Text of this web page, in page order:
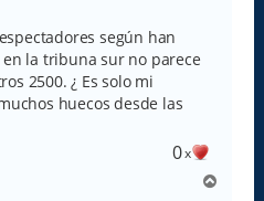
según han
la tribuna sur no parece
2500. ¿ Es solo mi
huecos desde las
0x